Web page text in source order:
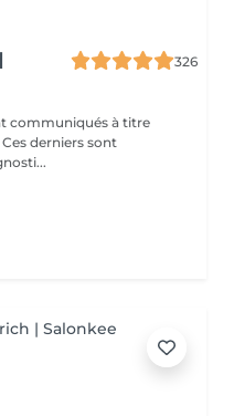
326
communiqués à titre
derniers sont